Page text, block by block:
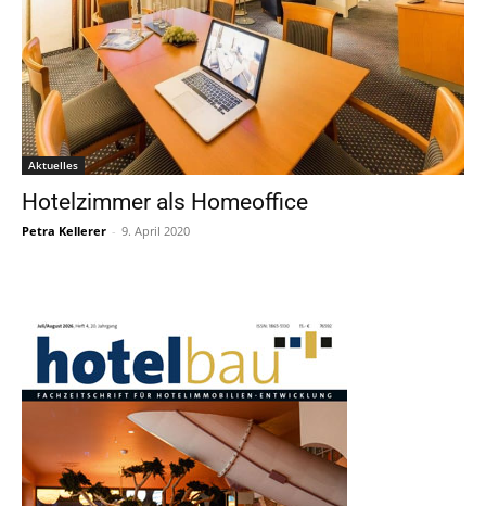
Aktuelles
Hotelzimmer als Homeoffice
Petra Kellerer - 9. April 2020